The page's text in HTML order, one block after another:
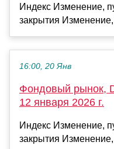
Индекс Изменение,
закрытия
16:00, 20 Янв
Фондовый рынок,
12 января 2026 г.
Индекс Изменение,
закрытия